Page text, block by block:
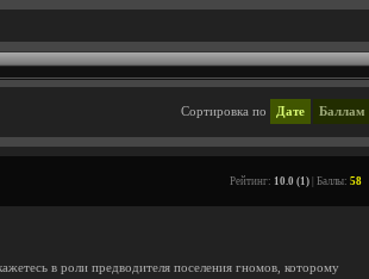
Сортировка по Дате Баллам
Рейтинг: 10.0 (1) | Баллы: 58
в роли предводителя поселения гномов, которому